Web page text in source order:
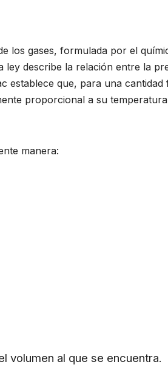
los gases, formulada por el
ley describe la relación entre la
establece que, para una cantidad
proporcional a su temperatura
manera:
volumen al que se encuentra.